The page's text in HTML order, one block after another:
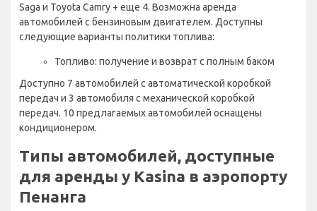
Saga и Toyota Camry + еще 4. Возможна аренда
автомобилей с бензиновым двигателем. Доступны
следующие варианты политики топлива:
Топливо: получение и возврат с полным баком
Доступно 7 автомобилей с автоматической коробкой
передач и 3 автомобиля с механической коробкой
передач. 10 предлагаемых автомобилей оснащены
кондиционером.
Типы автомобилей, доступные
для аренды у Kasina в аэропорту
Пенанга